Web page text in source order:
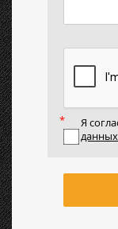
Я
данных